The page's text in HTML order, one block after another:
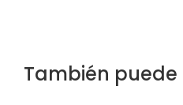
También puede